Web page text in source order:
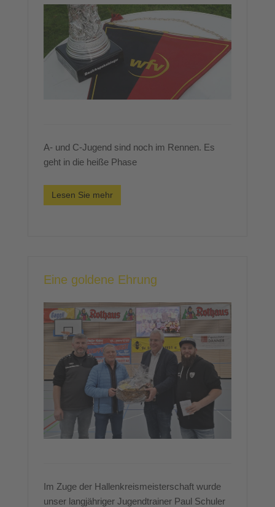
A- und C-Jugend sind noch im Rennen. Es
geht in die heiße Phase
Lesen Sie mehr
Eine goldene Ehrung
Im Zuge der Hallenkreismeisterschaft wurde
unser langjähriger Jugendtrainer Paul Schuler